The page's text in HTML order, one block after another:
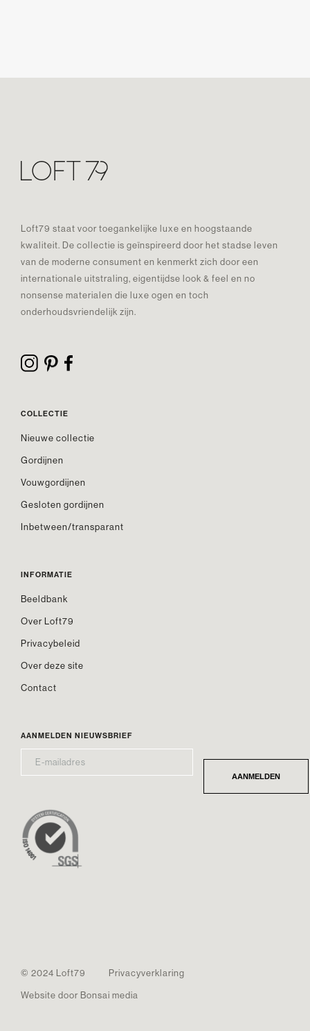
Loft79 staat voor toegankelijke luxe en hoogstaande
kwaliteit. De collectie is geïnspireerd door het stadse leven
van de moderne consument en kenmerkt zich door een
internationale uitstraling, eigentijdse look & feel en no
nonsense materialen die luxe ogen en toch
onderhoudsvriendelijk zijn.
COLLECTIE
Nieuwe collectie
Gordijnen
Vouwgordijnen
Gesloten gordijnen
Inbetween/transparant
INFORMATIE
Beeldbank
Over Loft79
Privacybeleid
Over deze site
Contact
AANMELDEN NIEUWSBRIEF
MAILADRES* AANMELDEN
© 2024 Loft79
Privacyverklaring
Website door Bonsai media